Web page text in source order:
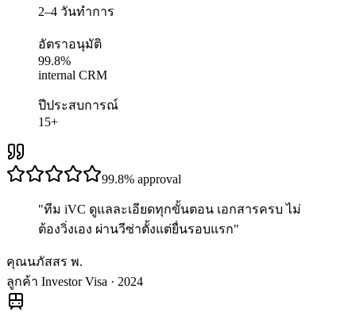
2–4 วันทำการ
อัตราอนุมัติ
99.8%
internal CRM
ปีประสบการณ์
15+
99.8% approval
"ทีม iVC ดูแลละเอียดทุกขั้นตอน เอกสารครบ ไม่
ต้องวิ่งเอง ผ่านวีซ่าตั้งแต่ยื่นรอบแรก"
คุณนภัสสร พ.
ลูกค้า Investor Visa · 2024